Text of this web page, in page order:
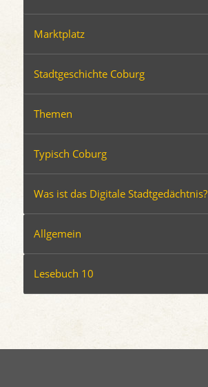
Marktplatz
Stadtgeschichte Coburg
Themen
Typisch Coburg
Was ist das Digitale Stadtgedächtnis?
Allgemein
Lesebuch 10